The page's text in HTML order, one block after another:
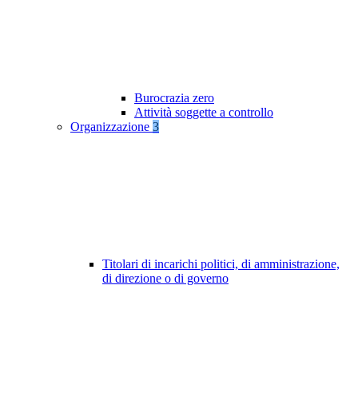
Burocrazia zero
Attività soggette a controllo
Organizzazione 3
Titolari di incarichi politici, di amministrazione,
di direzione o di governo